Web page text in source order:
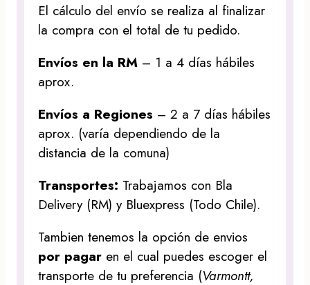
El cálculo del envío se realiza al finalizar
la compra con el total de tu pedido.
Envíos en la RM – 1 a 4 días hábiles
aprox.
Envíos a Regiones – 2 a 7 días hábiles
aprox. (varía dependiendo de la
distancia de la comuna)
Transportes: Trabajamos con Bla
Delivery (RM) y Bluexpress (Todo Chile).
Tambien tenemos la opción de envios
por pagar en el cual puedes escoger el
transporte de tu preferencia (Varmontt,